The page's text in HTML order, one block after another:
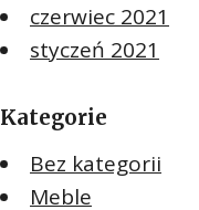
czerwiec 2021
styczeń 2021
Kategorie
Bez kategorii
Meble